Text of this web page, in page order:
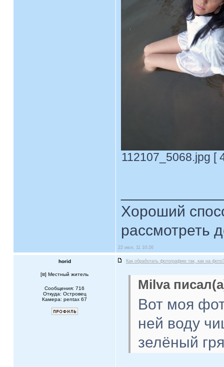
112107_5068.jpg [
Хороший
рассмотреть
22 июл, 11 10:26
horid Как обработать фотографию так, как на
[ ] Местный житель
Сообщения: 716
Откуда: Островец
Камера: pentax 67
Milva
Вот моя
ней воду
зелёный